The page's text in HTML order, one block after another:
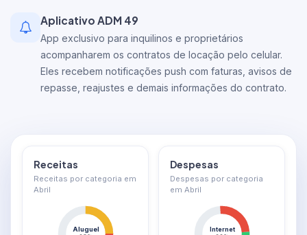
Receitas
Receitas por categoria em
Abril
Aluguel
Despesas
Despesas por categoria
em Abril
Internet
Aplicativo ADM 49
App exclusivo para inquilinos e proprietários
acompanharem os contratos de locação pelo celular.
Eles recebem notificações push com faturas, avisos de
repasse, reajustes e demais informações do contrato.